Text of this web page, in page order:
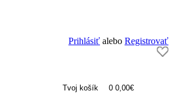
Prihlásiť alebo Registrovať
Tvoj košík 0 0,00€